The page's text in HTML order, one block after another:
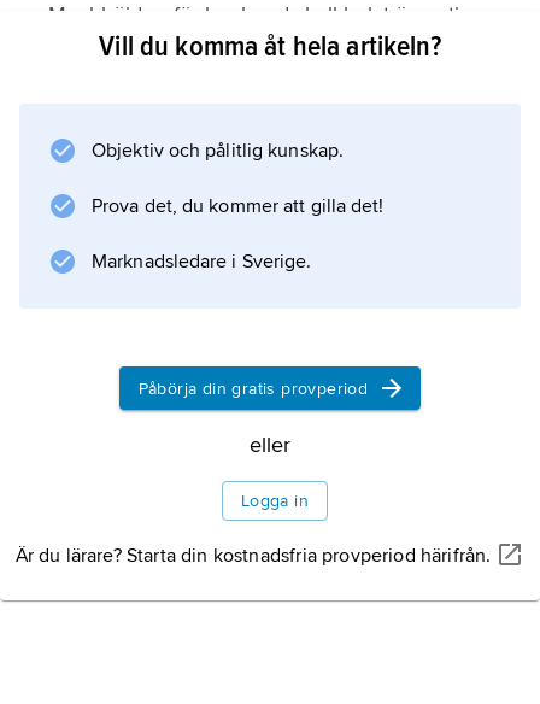
Mankhöjden för hanhund skall helst överstiga
81 cm, för tik 75 cm. Pälsen skall vara tjock
fläckarna täcker öronen och större delen av
även på kroppen; de får vara
Vill du komma åt hela artikeln?
Objektiv och pålitlig kunskap.
Prova det, du kommer att gilla det!
Marknadsledare i Sverige.
Påbörja din gratis provperiod
eller
Logga in
Är du lärare? Starta din kostnadsfria provperiod härifrån.